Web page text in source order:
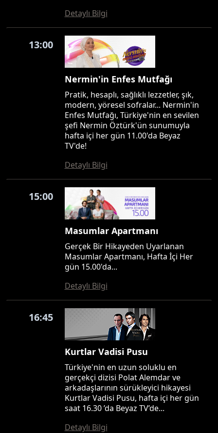
Detaylı Bilgi
13:00
Nermin'in Enfes Mutfağı
Pratik, hesaplı, sağlıklı lezzetler, şık,
modern, yöresel sofralar... Nermin'in
Enfes Mutfağı, Türkiye'nin en sevilen
şefi Nermin Öztürk'ün sunumuyla
hafta içi her gün 11.00'da Beyaz
TV'de!
Detaylı Bilgi
15:00
Masumlar Apartmanı
Gerçek Bir Hikayeden Uyarlanan
Masumlar Apartmanı, Hafta İçi Her
gün 15.00'da...
Detaylı Bilgi
16:45
Kurtlar Vadisi Pusu
Türkiye'nin en uzun soluklu en
gerçekçi dizisi Polat Alemdar ve
arkadaşlarının sürükleyici hikayesi
Kurtlar Vadisi Pusu, hafta içi her gün
saat 16.30 ’da Beyaz TV’de...
Detaylı Bilgi